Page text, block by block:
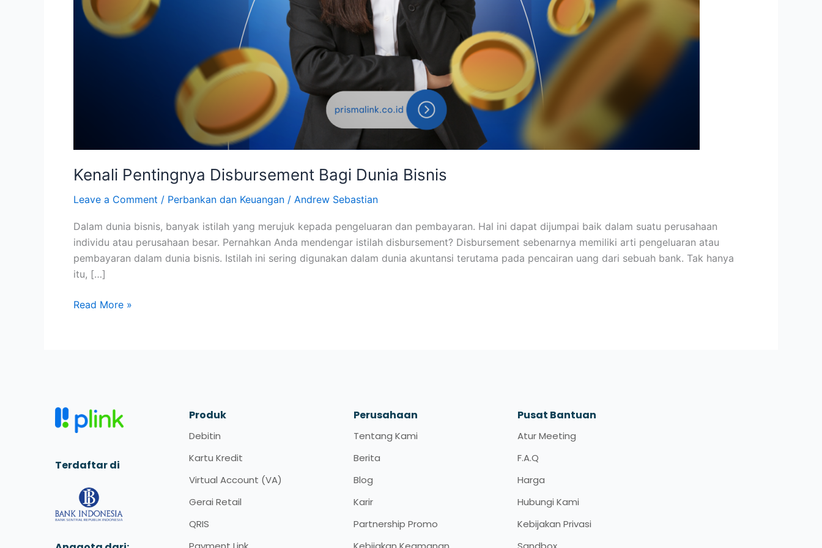
Kenali Pentingnya Disbursement Bagi Dunia Bisnis
Leave a Comment / Perbankan dan Keuangan / Andrew Sebastian
Dalam dunia bisnis, banyak istilah yang merujuk kepada pengeluaran dan pembayaran. Hal ini dapat dijumpai baik dalam suatu perusahaan
individu atau perusahaan besar. Pernahkan Anda mendengar istilah disbursement? Disbursement sebenarnya memiliki arti pengeluaran atau
pembayaran dalam dunia bisnis. Istilah ini sering digunakan dalam dunia akuntansi terutama pada pencairan uang dari sebuah bank. Tak hanya
itu, […]
Read More »
Terdaftar di
Produk
Debitin
Kartu Kredit
Virtual Account (VA)
Gerai Retail
QRIS
Perusahaan
Tentang Kami
Berita
Blog
Karir
Partnership Promo
Pusat Bantuan
Atur Meeting
F.A.Q
Harga
Hubungi Kami
Kebijakan Privasi